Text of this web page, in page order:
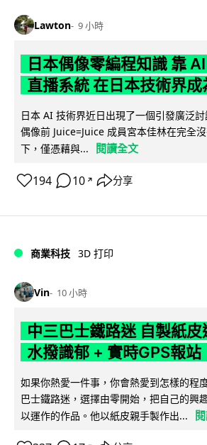
Lawton 9 小時
日本偶像零編程知識 靠
直播系統 在日本技術界成
日本 AI 技術界近日出現了一個引發廣泛
偶像前 Juice=Juice 成員宮本佳林在完全
下，僅憑藉與...
閱讀全文
194 10 ↗ 分享
商業科技 3D 打印
Vin 10 小時
中三巴士鐵路迷 自製紙皮
水撥識郁 + 實時GPS報站
如果你熱愛一件事，你會熱愛到怎樣的程
巴士鐵路迷，選擇由零開始，把自己的興
以運作的作品。他以紙皮親手製作出...